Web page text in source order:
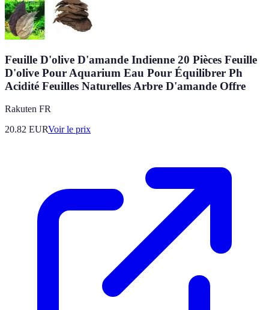
Feuille D'olive D'amande Indienne 20 Pièces Feuille
D'olive Pour Aquarium Eau Pour Équilibrer Ph
Acidité Feuilles Naturelles Arbre D'amande Offre
Rakuten FR
20.82 EURVoir le prix